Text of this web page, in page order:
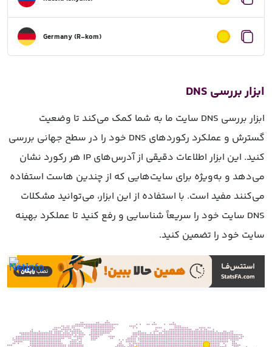
Germany (R-kom)
ابزار بررسی DNS
ابزار بررسی DNS سایت ما به شما کمک می‌کند تا وضعیت
گسترش و عملکرد رکوردهای DNS خود را در سطح جهانی بررسی
کنید. این ابزار اطلاعات دقیقی از آدرس‌های IP هر رکورد نشان
می‌دهد و به‌ویژه برای سایت‌هایی که از چندین هاست استفاده
می‌کنند مفید است. با استفاده از این ابزار، می‌توانید مشکلات
DNS سایت خود را سریعاً شناسایی و رفع کنید تا عملکرد بهینه
سایت خود را تضمین کنید.